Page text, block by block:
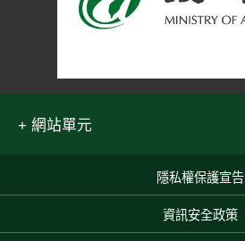
網站單元
隱私權保護宣告
資訊安全政策